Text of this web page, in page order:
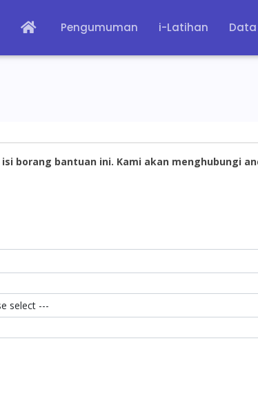
Pengumuman i-Latihan Data
borang bantuan ini. Kami akan menghubungi